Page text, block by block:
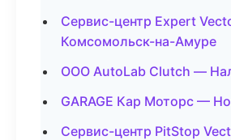
Сервис-центр Expert
Комсомольск-на-Амуре
ООО AutoLab Clutch —
GARAGE Кар Моторс —
Сервис-центр PitStop